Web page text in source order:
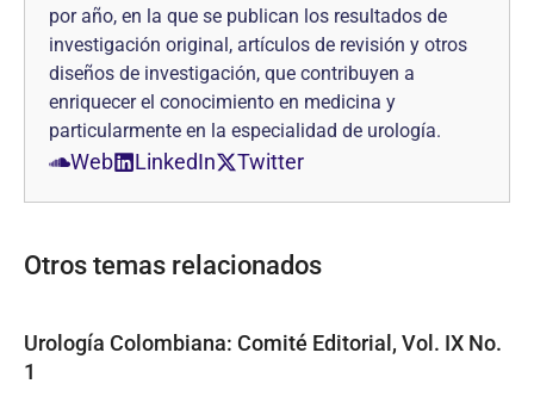
por año, en la que se pub­lican los resultados de
investigación original, artículos de revisión y otros
diseños de investi­gación, que contribuyen a
enriquecer el conocimiento en medicina y
particularmente en la especialidad de urología.
Web LinkedIn Twitter
Otros temas relacionados
Urología Colombiana: Comité Editorial, Vol. IX No.
1